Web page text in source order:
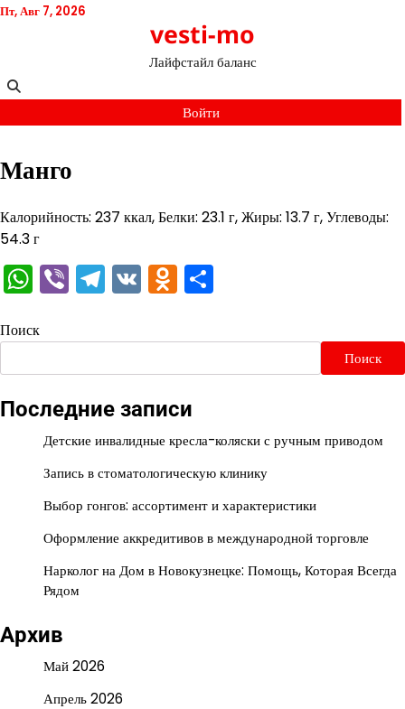
Перейти
Пт, Авг 7, 2026
vesti-mo
Лайфстайл баланс
Войти
Манго
Калорийность: 237 ккал, Белки: 23.1 г, Жиры: 13.7 г, Углеводы:
54.3 г
WhatsApp
ViberTelegram
VKOdnoklassniki
Поиск
Поиск
Последние записи
Детские инвалидные кресла-коляски с ручным приводом
Запись в стоматологическую клинику
Выбор гонгов: ассортимент и характеристики
Оформление аккредитивов в международной торговле
Нарколог на Дом в Новокузнецке: Помощь, Которая Всегда
Рядом
Архив
Май 2026
Апрель 2026